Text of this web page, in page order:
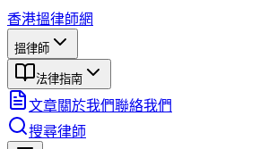
香港搵律師網
搵律師
法律指南
文章關於我們聯絡我們
搜尋律師